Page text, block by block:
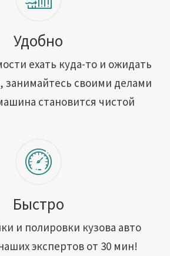
Вакансии
Адреса обслуживания
Контакты
Удобно
ехать куда-то и ожидать
занимайтесь своими делами
становится чистой
Быстро
и полировки кузова авто
экспертов от 30 мин!